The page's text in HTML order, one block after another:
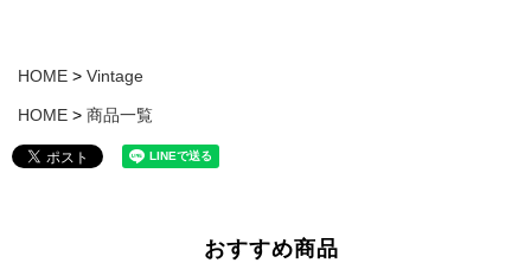
HOME Vintage
HOME 商品一覧
おすすめ商品